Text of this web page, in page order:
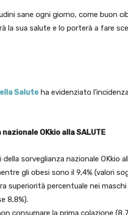
sane ogni giorno, come buon
la sua salute e lo porterà a fare
Salute ha evidenziato
OKkio alla SALUTE
sorveglianza nazionale OKkio
gli obesi sono il 9,4% (valori
superiorità percentuale nei
8,8%).
consumare la prima colazione